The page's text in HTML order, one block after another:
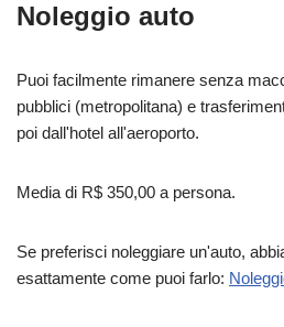
Noleggio auto
Puoi facilmente rimanere senza
pubblici (metropolitana) e
poi dall'hotel all'aeroporto.
Media di R$ 350,00 a persona.
Se preferisci noleggiare un'auto,
esattamente come puoi farlo: